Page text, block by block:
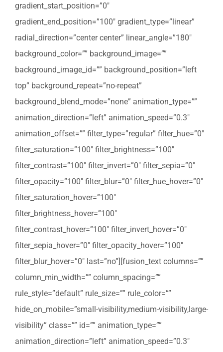
gradient_start_position=”0″
gradient_end_position=”100″ gradient_type=”linear”
radial_direction=”center center” linear_angle=”180″
background_color=”” background_image=””
background_image_id=”” background_position=”left
top” background_repeat=”no-repeat”
background_blend_mode=”none” animation_type=””
animation_direction=”left” animation_speed=”0.3″
animation_offset=”” filter_type=”regular” filter_hue=”0″
filter_saturation=”100″ filter_brightness=”100″
filter_contrast=”100″ filter_invert=”0″ filter_sepia=”0″
filter_opacity=”100″ filter_blur=”0″ filter_hue_hover=”0″
filter_saturation_hover=”100″
filter_brightness_hover=”100″
filter_contrast_hover=”100″ filter_invert_hover=”0″
filter_sepia_hover=”0″ filter_opacity_hover=”100″
filter_blur_hover=”0″ last=”no”][fusion_text columns=””
column_min_width=”” column_spacing=””
rule_style=”default” rule_size=”” rule_color=””
hide_on_mobile=”small-visibility,medium-visibility,large-
visibility” class=”” id=”” animation_type=””
animation_direction=”left” animation_speed=”0.3″